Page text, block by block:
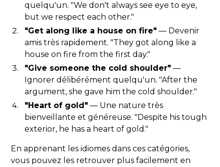
quelqu'un. "We don't always see eye to eye,
but we respect each other."
"Get along like a house on fire" — Devenir
amis très rapidement. "They got along like a
house on fire from the first day."
"Give someone the cold shoulder" —
Ignorer délibérément quelqu'un. "After the
argument, she gave him the cold shoulder."
"Heart of gold" — Une nature très
bienveillante et généreuse. "Despite his tough
exterior, he has a heart of gold."
En apprenant les idiomes dans ces catégories,
vous pouvez les retrouver plus facilement en